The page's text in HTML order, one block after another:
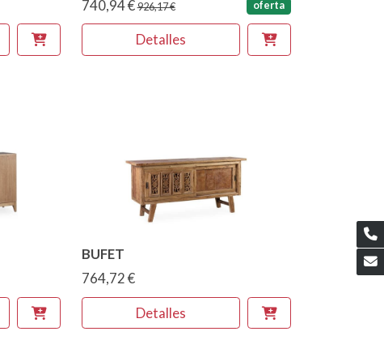
740,94 €926,17 € oferta
Detalles
BUFET
764,72 €
Detalles